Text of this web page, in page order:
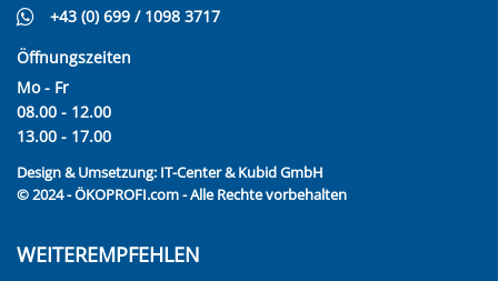
+43 (0) 699 / 1098 3717
Öffnungszeiten
Mo - Fr
08.00 - 12.00
13.00 - 17.00
Design & Umsetzung: IT-Center & Kubid GmbH
© 2024 - ÖKOPROFI.com - Alle Rechte vorbehalten
WEITEREMPFEHLEN